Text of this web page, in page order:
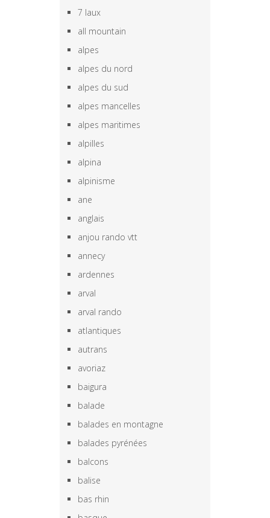
7 laux
all mountain
alpes
alpes du nord
alpes du sud
alpes mancelles
alpes maritimes
alpilles
alpina
alpinisme
ane
anglais
anjou rando vtt
annecy
ardennes
arval
arval rando
atlantiques
autrans
avoriaz
baigura
balade
balades en montagne
balades pyrénées
balcons
balise
bas rhin